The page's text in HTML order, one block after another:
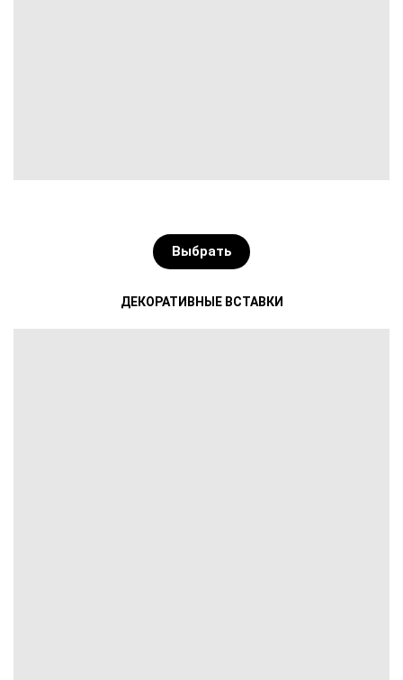
Выбрать
ДЕКОРАТИВНЫЕ ВСТАВКИ